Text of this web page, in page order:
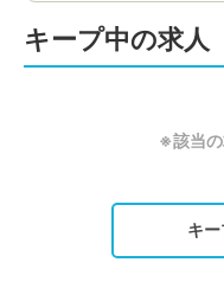
キープ中の求人
※該当の
キ